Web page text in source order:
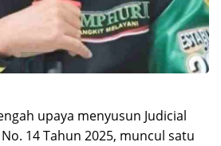
upaya menyusun Judicial
14 Tahun 2025, muncul satu